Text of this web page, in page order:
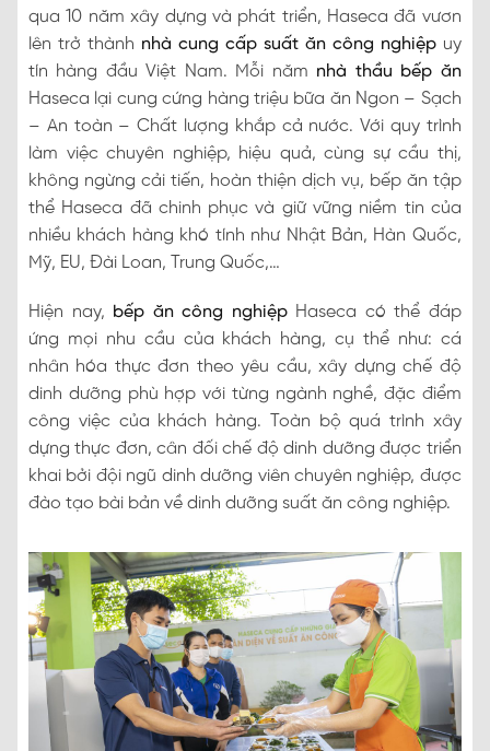
qua 10 năm xây dựng và phát triển, Haseca đã vươn
lên trở thành nhà cung cấp suất ăn công nghiệpuy
tín hàng đầu Việt Nam. Mỗi năm nhà thầu bếp ăn
Haseca lại cung cứng hàng triệu bữa ăn Ngon – Sạch
– An toàn – Chất lượng khắp cả nước. Với quy trình
làm việc chuyên nghiệp, hiệu quả, cùng sự cầu thị,
không ngừng cải tiến, hoàn thiện dịch vụ, bếp ăn tập
thể Haseca đã chinh phục và giữ vững niềm tin của
nhiều khách hàng khó tính như Nhật Bản, Hàn Quốc,
Mỹ, EU, Đài Loan, Trung Quốc,…
Hiện nay, bếp ăn công nghiệpHaseca có thể đáp
ứng mọi nhu cầu của khách hàng, cụ thể như: cá
nhân hóa thực đơn theo yêu cầu, xây dựng chế độ
dinh dưỡng phù hợp với từng ngành nghề, đặc điểm
công việc của khách hàng. Toàn bộ quá trình xây
dựng thực đơn, cân đối chế độ dinh dưỡng được triển
khai bởi đội ngũ dinh dưỡng viên chuyên nghiệp, được
đào tạo bài bản về dinh dưỡng suất ăn công nghiệp.